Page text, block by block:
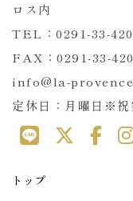
ロス内
TEL：0291-33-
FAX：0291-33-
info@la-
定休日：月曜日※祝
トップ